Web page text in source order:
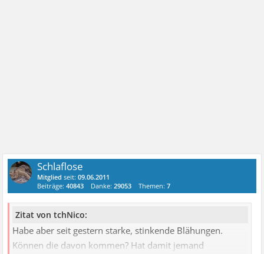
Schlaflose
Mitglied seit:09.06.2011
Beiträge:40843 Danke:29053 Themen:7
Zitat von tchNico:
Habe aber seit gestern starke, stinkende Blähungen.
Können die davon kommen? Hat damit jemand